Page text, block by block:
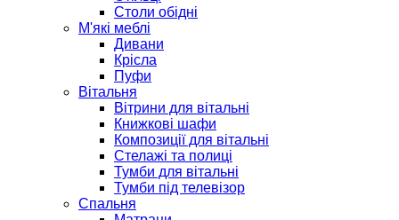
Столи обідні
М'які меблі
Дивани
Крісла
Пуфи
Вітальня
Вітрини для вітальні
Книжкові шафи
Композиції для вітальні
Стелажі та полиці
Тумби для вітальні
Тумби під телевізор
Спальня